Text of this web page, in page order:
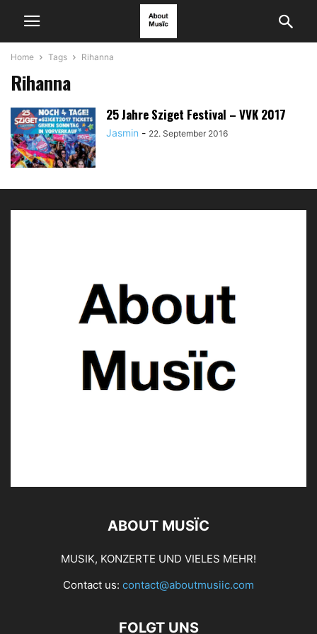
Home Tags Rihanna
Rihanna
25 Jahre Sziget Festival – VVK 2017
Jasmin - 22. September 2016
ABOUT MUSÏC
MUSIK, KONZERTE UND VIELES MEHR!
Contact us: contact@aboutmusiic.com
FOLGT UNS